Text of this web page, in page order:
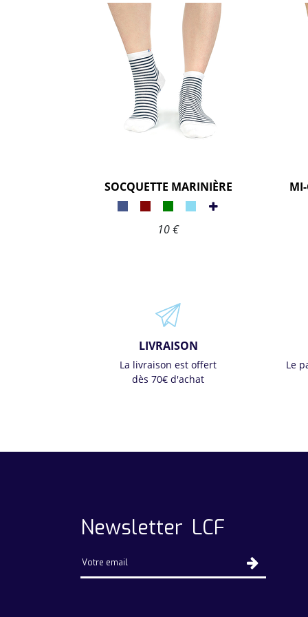
SOCQUETTE MARINIÈRE
10 €
LIVRAISON
La livraison est offert
dès 70€ d'achat
Le
Newsletter LCF